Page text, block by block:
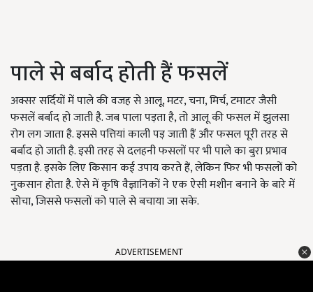
पाले से बर्बाद होती हैं फसलें
अक्सर सर्दियों में पाले की वजह से आलू, मटर, चना, मिर्च, टमाटर जैसी
फसलें बर्बाद हो जाती है. जब पाला पड़ता है, तो आलू की फसल में झुलसा
रोग लग जाता है. इससे पत्तियां काली पड़ जाती हैं और फसल पूरी तरह से
बर्बाद हो जाती है. इसी तरह से दलहनी फसलों पर भी पाले का बुरा प्रभाव
पड़ता है. इसके लिए किसान कई उपाय करते हैं, लेकिन फिर भी फसलों को
नुकसान होता है. ऐसे में कृषि वैज्ञानिकों ने एक ऐसी मशीन बनाने के बारे में
सोचा, जिससे फसलों को पाले से बचाया जा सके.
ADVERTISEMENT